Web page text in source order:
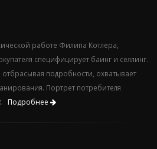
работе Филипа Котлера,
специфицирует баинг и селлинг.
подробности, охватывает
Портрет потребителя
Подробнее